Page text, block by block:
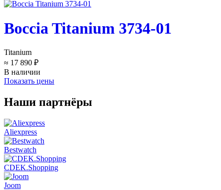
Boccia Titanium 3734-01
Titanium
≈ 17 890 ₽
В наличии
Показать цены
Наши партнёры
Aliexpress
Bestwatch
CDEK.Shopping
Joom